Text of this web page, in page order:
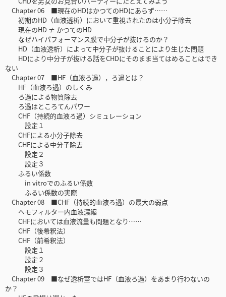
Chapter 06 ■現在のHDはかつてのHDにあらず……
初期のHD（血液透析）において重視されたのは小分子除去
現在のHD ≠ かつてのHD
なぜハイパフォーマンス膜で中分子が抜けるのか？
HD（血液透析）によって中分子が抜けることにより生じた問題
HDにより中分子が抜ける話をCHDにそのまま当てはめることはでき
ない
Chapter 07 ■HF（血液ろ過），ろ過とは？
HF（血液ろ過）のしくみ
ろ過による物質除去
ろ過はところてんパワー
CHF（持続的血液ろ過）シミュレーション
設定１
CHFによる小分子除去
CHFによる中分子除去
設定２
設定３
ふるい係数
in vitroでのふるい係数
ふるい係数の実際
Chapter 08 ■CHF（持続的血液ろ過）の最大の弱点
ヘモフィルター内血液濃縮
CHFにおいては血液流量も問題となり……
CHF（後希釈法）
CHF（前希釈法）
設定１
設定２
設定３
Chapter 09 ■なぜ透析室ではHF（血液ろ過）をあまり行わないの
か？